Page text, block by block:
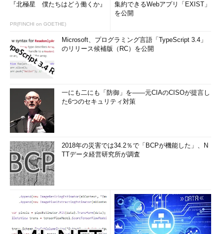
『北極星 僕たちはどう働くか』
PR(FINCHI on GOETHE)
集約できるWebアプリ「EXIST」
を公開
Microsoft、プログラミング言語「TypeScript 3.4」
のリリース候補版（RC）を公開
一にも二にも「防御」を――元CIAのCISOが提言し
た6つのセキュリティ対策
2018年の災害では34.2％で「BCPが機能した」、N
TTデータ経営研究所が調査